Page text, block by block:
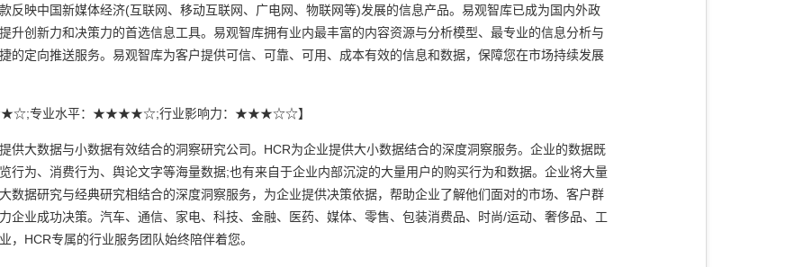
反映中国新媒体经济(互联网、移动互联网、广电网、物联网等)发展的信息产品。易观智库已成为国内外政
升创新力和决策力的首选信息工具。易观智库拥有业内最丰富的内容资源与分析模型、最专业的信息分析与
的定向推送服务。易观智库为客户提供可信、可靠、可用、成本有效的信息和数据，保障您在市场持续发展
专业水平：★★★★☆;行业影响力：★★★☆☆】
大数据与小数据有效结合的洞察研究公司。HCR为企业提供大小数据结合的深度洞察服务。企业的数据既
行为、消费行为、舆论文字等海量数据;也有来自于企业内部沉淀的大量用户的购买行为和数据。企业将大量
数据研究与经典研究相结合的深度洞察服务，为企业提供决策依据，帮助企业了解他们面对的市场、客户群
企业成功决策。汽车、通信、家电、科技、金融、医药、媒体、零售、包装消费品、时尚/运动、奢侈品、工
，HCR专属的行业服务团队始终陪伴着您。